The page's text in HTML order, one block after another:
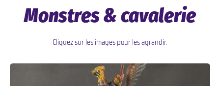
Monstres & cavalerie
Cliquez sur les images pour les agrandir.